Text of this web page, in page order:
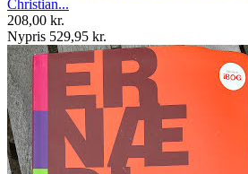
Christian...
208,00 kr.
Nypris 529,95 kr.